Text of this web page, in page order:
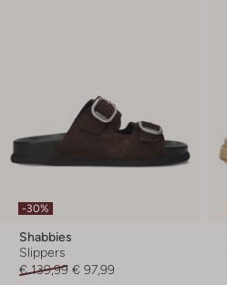
-30%
Shabbies
Slippers
€ 139,99 € 97,99